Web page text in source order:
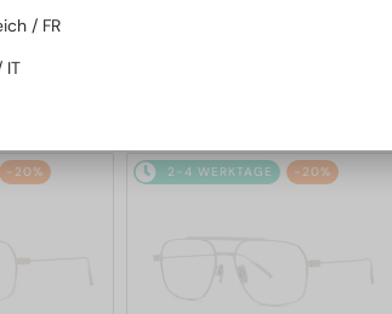
-20% 2-4 WERKTAGE -20%
/ FR
IT